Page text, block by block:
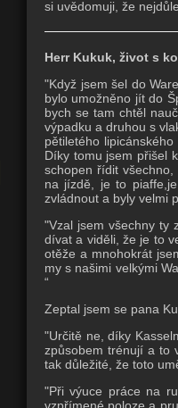
si uvědomuji, že
Herr Kukuk, život s
"Když jsem šel do
bylo umožněno jít do
bych se tam chtěl
výpadku a druhou s
pětiletého
Díky tomu jsem přišel
schopen řídit
na jízdě, je to
zvládnout a byly velmi
"Vzal jsem všechny ty
dívat a viděli, že je to
otěže a mnohokrát
my s našimi velkými
“
Zeptal jsem se pana
"Určitě ne, díky
způsobem trénují a to
tak důležité, že toto
"Při výuce práce na
vzpřímené poloze a